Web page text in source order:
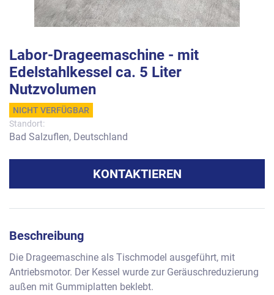
Labor-Drageemaschine - mit
Edelstahlkessel ca. 5 Liter
Nutzvolumen
NICHT VERFÜGBAR
Standort:
Bad Salzuflen, Deutschland
KONTAKTIEREN
Beschreibung
Die Drageemaschine als Tischmodel ausgeführt, mit
Antriebsmotor. Der Kessel wurde zur Geräuschreduzierung
außen mit Gummiplatten beklebt.